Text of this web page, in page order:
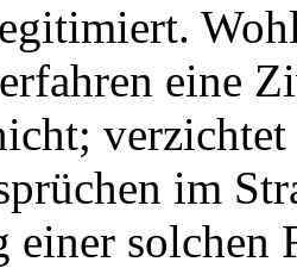
eine
verzichtet
im
einer solchen